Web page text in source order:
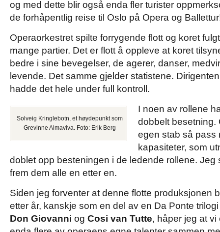
og med dette blir også enda fler turister
de forhåpentlig reise til Oslo på Opera og
Operaorkestret spilte forrygende flott og koret
mange partier. Det er flott å oppleve at koret
bedre i sine bevegelser, de agerer, danser,
levende. Det samme gjelder statistene.
hadde det hele under full kontroll.
Solveig Kringlebotn, et høydepunkt som
Grevinne Almaviva. Foto: Erik Berg
I noen av rollene
dobbelt besetning.
egen stab så pass
kapasiteter, som
doblet opp besteningen i de ledende rollene. Jeg
frem dem alle en etter en.
Siden jeg forventer at denne flotte produksjonen
etter år, kanskje som en del av en Da Ponte
Don Giovanni og Cosi van Tutte, håper jeg at